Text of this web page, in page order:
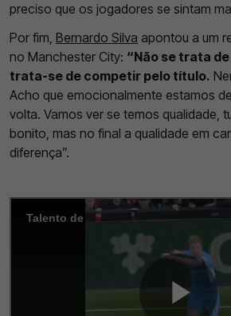
preciso que os jogadores se sintam
Por fim, Bernardo Silva apontou a um
no Manchester City: “Não se trata
trata-se de competir pelo título.
Acho que emocionalmente estamos
volta. Vamos ver se temos qualidade,
bonito, mas no final a qualidade em
diferença”.